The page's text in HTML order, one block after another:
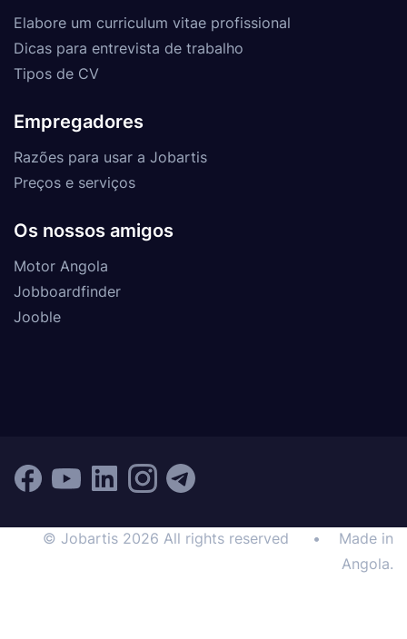
Elabore um curriculum vitae profissional
Dicas para entrevista de trabalho
Tipos de CV
Empregadores
Razões para usar a Jobartis
Preços e serviços
Os nossos amigos
Motor Angola
Jobboardfinder
Jooble
© Jobartis 2026 All rights reserved •
Made in
Angola.